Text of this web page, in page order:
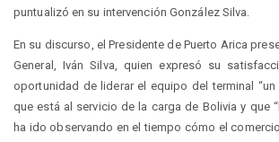
puntualizó en su intervención González Silva.
En su discurso, el Presidente de Puerto Arica
General, Iván Silva, quien expresó su
oportunidad de liderar el equipo del terminal “un
que está al servicio de la carga de Bolivia y que
ha ido observando en el tiempo cómo el